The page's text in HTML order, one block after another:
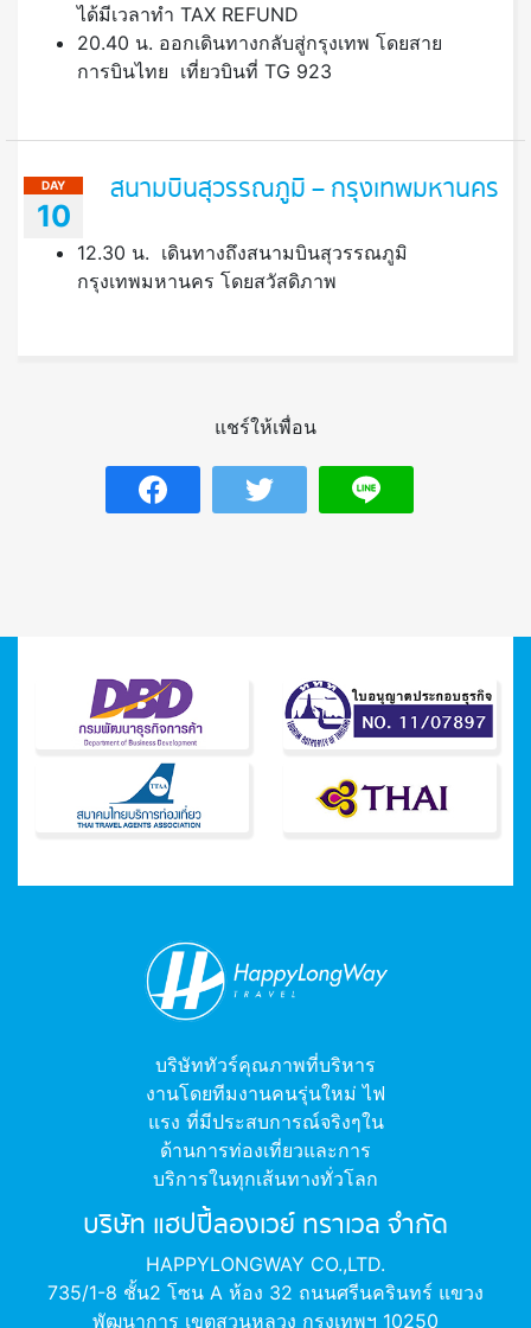
ได้มีเวลาทำ TAX REFUND
20.40 น. ออกเดินทางกลับสู่กรุงเทพ โดยสาย
การบินไทย เที่ยวบินที่ TG 923
DAY
10
สนามบินสุวรรณภูมิ – กรุงเทพมหานคร
12.30 น. เดินทางถึงสนามบินสุวรรณภูมิ
กรุงเทพมหานคร โดยสวัสดิภาพ
แชร์ให้เพื่อน
บริษัททัวร์คุณภาพที่บริหาร
งานโดยทีมงานคนรุ่นใหม่ ไฟ
แรง ที่มีประสบการณ์จริงๆใน
ด้านการท่องเที่ยวและการ
บริการในทุกเส้นทางทั่วโลก
บริษัท แฮปปี้ลองเวย์ ทราเวล จำกัด
HAPPYLONGWAY CO.,LTD.
735/1-8 ชั้น2 โซน A ห้อง 32 ถนนศรีนครินทร์ แขวง
พัฒนาการ เขตสวนหลวง กรุงเทพฯ 10250